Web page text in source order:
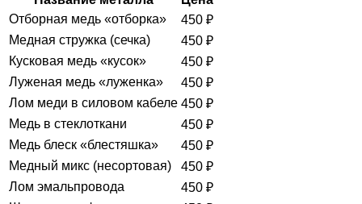
Отборная медь «отборка»
450 ₽
Медная стружка (сечка)
450 ₽
Кусковая медь «кусок»
450 ₽
Луженая медь «луженка»
450 ₽
Лом меди в силовом кабеле 450 ₽
Медь в стеклоткани
450 ₽
Медь блеск «блестяшка»
450 ₽
Медный микс (несортовая)
450 ₽
Лом эмальпровода
450 ₽